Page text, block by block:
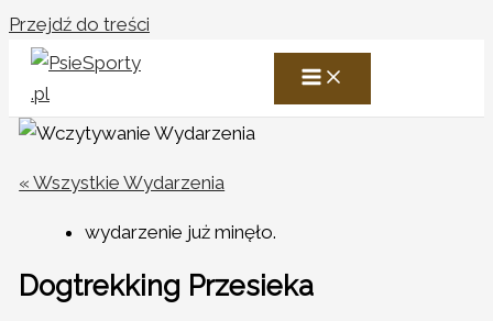
Przejdź do treści
« Wszystkie Wydarzenia
wydarzenie już minęło.
Dogtrekking Przesieka